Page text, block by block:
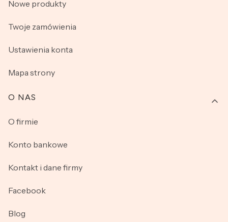
Nowe produkty
Twoje zamówienia
Ustawienia konta
Mapa strony
O NAS
O firmie
Konto bankowe
Kontakt i dane firmy
Facebook
Blog